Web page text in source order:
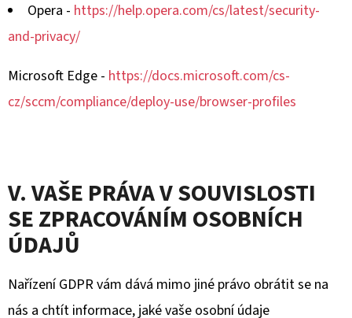
Opera - https://help.opera.com/cs/latest/security-
and-privacy/
Microsoft Edge - https://docs.microsoft.com/cs-
cz/sccm/compliance/deploy-use/browser-profiles
V. VAŠE PRÁVA V SOUVISLOSTI
SE ZPRACOVÁNÍM OSOBNÍCH
ÚDAJŮ
Nařízení GDPR vám dává mimo jiné právo obrátit se na
nás a chtít informace, jaké vaše osobní údaje